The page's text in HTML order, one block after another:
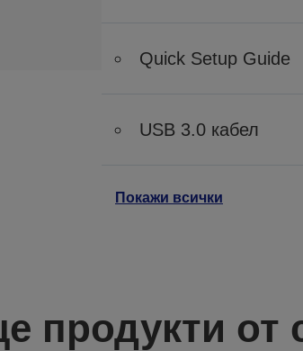
Quick Setup Guide
USB 3.0 кабел
Покажи всички
продукти от